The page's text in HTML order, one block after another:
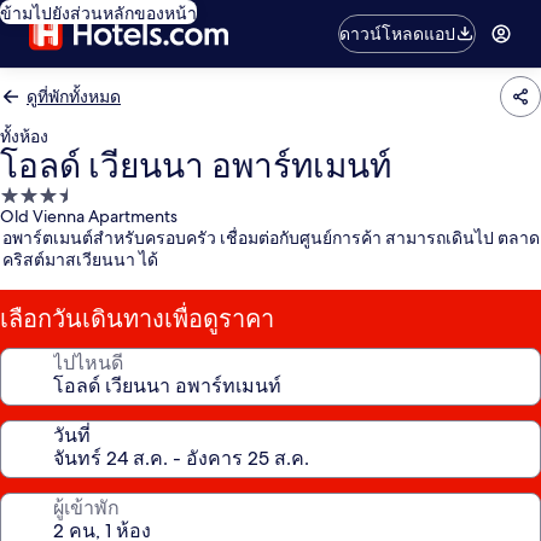
ข้ามไปยังส่วนหลักของหน้า
ดาวน์โหลดแอป
ดูที่พักทั้งหมด
ทั้งห้อง
โอลด์ เวียนนา อพาร์ทเมนท์
ที่พัก
3.5
ดาว
Old Vienna Apartments
อพาร์ตเมนต์สำหรับครอบครัว เชื่อมต่อกับศูนย์การค้า สามารถเดินไป ตลาด
คริสต์มาสเวียนนา ได้
เลือกวันเดินทางเพื่อดูราคา
ไปไหนดี
วันที่
ผู้เข้าพัก